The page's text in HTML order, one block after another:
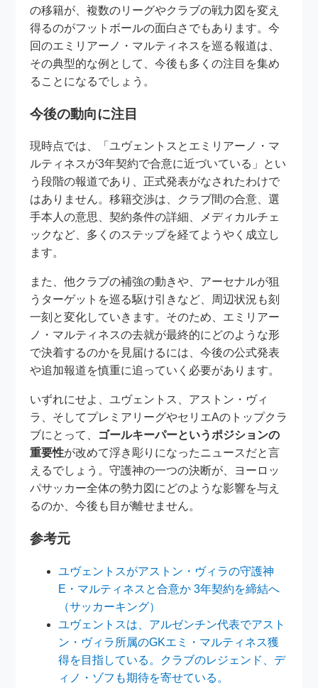
の移籍が、複数のリーグやクラブの戦力図を変え
得るのがフットボールの面白さでもあります。今
回のエミリアーノ・マルティネスを巡る報道は、
その典型的な例として、今後も多くの注目を集め
ることになるでしょう。
今後の動向に注目
現時点では、「ユヴェントスとエミリアーノ・マ
ルティネスが3年契約で合意に近づいている」とい
う段階の報道であり、正式発表がなされたわけで
はありません。移籍交渉は、クラブ間の合意、選
手本人の意思、契約条件の詳細、メディカルチェ
ックなど、多くのステップを経てようやく成立し
ます。
また、他クラブの補強の動きや、アーセナルが狙
うターゲットを巡る駆け引きなど、周辺状況も刻
一刻と変化していきます。そのため、エミリアー
ノ・マルティネスの去就が最終的にどのような形
で決着するのかを見届けるには、今後の公式発表
や追加報道を慎重に追っていく必要があります。
いずれにせよ、ユヴェントス、アストン・ヴィ
ラ、そしてプレミアリーグやセリエAのトップクラ
ブにとって、 ゴールキーパーというポジションの
重要性が改めて浮き彫りになったニュースだと言
えるでしょう。守護神の一つの決断が、ヨーロッ
パサッカー全体の勢力図にどのような影響を与え
るのか、今後も目が離せません。
参考元
ユヴェントスがアストン・ヴィラの守護神
E・マルティネスと合意か 3年契約を締結へ
（サッカーキング）
ユヴェントスは、アルゼンチン代表でアスト
ン・ヴィラ所属のGKエミ・マルティネス獲
得を目指している。クラブのレジェンド、デ
ィノ・ゾフも期待を寄せている。